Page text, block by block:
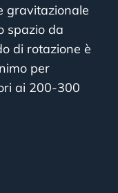
gravitazionale
spazio da
di rotazione è
per
ai 200-300